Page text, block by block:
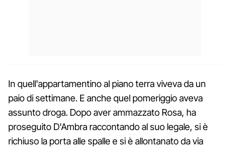
In quell'appartamentino al piano terra viveva da un
paio di settimane. E anche quel pomeriggio aveva
assunto droga. Dopo aver ammazzato Rosa, ha
proseguito D'Ambra raccontando al suo legale, si è
richiuso la porta alle spalle e si è allontanato da via